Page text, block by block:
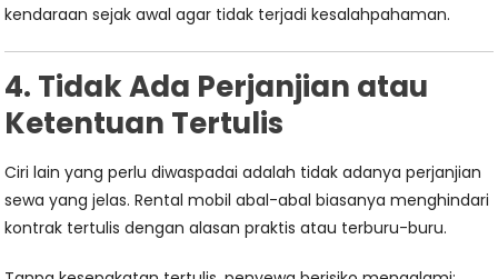
kendaraan sejak awal agar tidak terjadi kesalahpahaman.
4. Tidak Ada Perjanjian atau
Ketentuan Tertulis
Ciri lain yang perlu diwaspadai adalah tidak adanya perjanjian
sewa yang jelas. Rental mobil abal-abal biasanya menghindari
kontrak tertulis dengan alasan praktis atau terburu-buru.